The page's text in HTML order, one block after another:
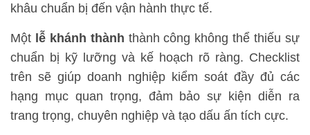
khâu chuẩn bị đến vận hành thực tế.
Một lễ khánh thành thành công không thể thiếu sự
chuẩn bị kỹ lưỡng và kế hoạch rõ ràng. Checklist
trên sẽ giúp doanh nghiệp kiểm soát đầy đủ các
hạng mục quan trọng, đảm bảo sự kiện diễn ra
trang trọng, chuyên nghiệp và tạo dấu ấn tích cực.